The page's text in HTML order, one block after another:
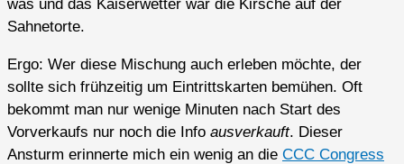
was und das Kaiserwetter war die Kirsche auf der
Sahnetorte.
Ergo: Wer diese Mischung auch erleben möchte, der
sollte sich frühzeitig um Eintrittskarten bemühen. Oft
bekommt man nur wenige Minuten nach Start des
Vorverkaufs nur noch die Info ausverkauft. Dieser
Ansturm erinnerte mich ein wenig an die CCC Congress